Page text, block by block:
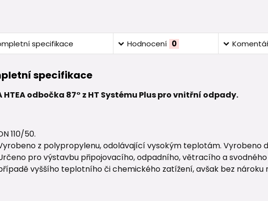
specifikace Hodnocení 0
specifikace
HTEA odbočka 87° z HT Systému Plus pro vnitřní odpady.
110/50.
z polypropylenu, odolávající vysokým teplotám. Vyrobeno dle
pro výstavbu připojovacího, odpadního, větracího a
vyššího teplotního či chemického zatížení, avšak bez nároku